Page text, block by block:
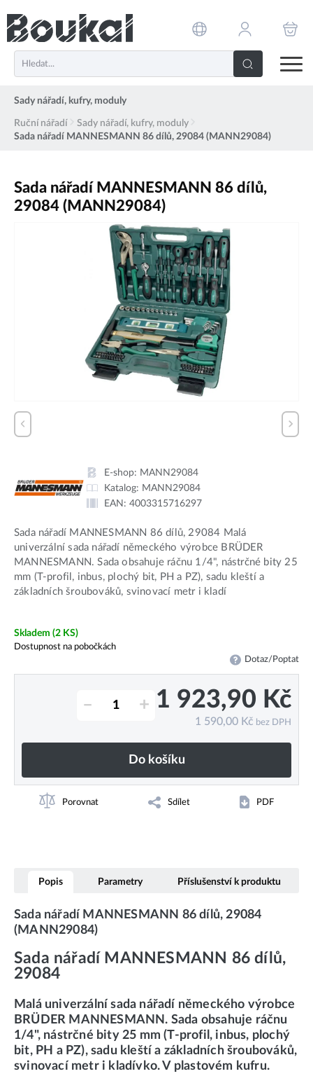
Sady nářadí, kufry, moduly
Ruční nářadí
Sady nářadí, kufry, moduly
Sada nářadí MANNESMANN 86 dílů, 29084 (MANN29084)
Sada nářadí MANNESMANN 86 dílů,
29084 (MANN29084)
E-shop: MANN29084
Katalog: MANN29084
EAN: 4003315716297
Sada nářadí MANNESMANN 86 dílů, 29084 Malá
univerzální sada nářadí německého výrobce BRÜDER
MANNESMANN. Sada obsahuje ráčnu 1/4", nástrčné bity 25
mm (T-profil, inbus, plochý bit, PH a PZ), sadu kleští a
základních šroubováků, svinovací metr i kladí
Skladem (2 KS)
Dostupnost na pobočkách
Dotaz/Poptat
– + 1 923,90 Kč
1 590,00 Kč bez DPH
Do košíku
Porovnat Sdílet PDF
Popis Parametry Příslušenství k produktu
Sada nářadí MANNESMANN 86 dílů, 29084
(MANN29084)
Sada nářadí MANNESMANN 86 dílů,
29084
Malá univerzální sada nářadí německého výrobce
BRÜDER MANNESMANN. Sada obsahuje ráčnu
1/4", nástrčné bity 25 mm (T-profil, inbus, plochý
bit, PH a PZ), sadu kleští a základních šroubováků,
svinovací metr i kladívko. V plastovém kufru.